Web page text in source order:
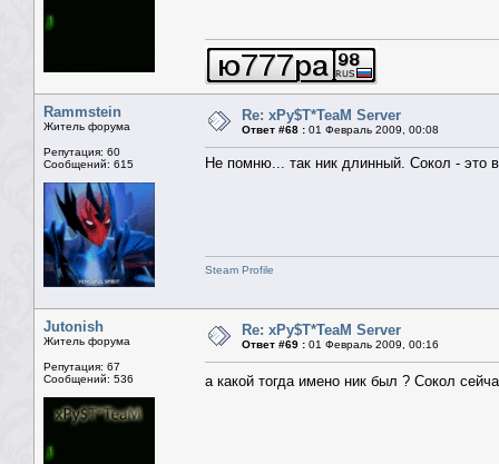
Rammstein
Житель форума
Репутация: 60
Сообщений: 615
Re: xPy$T*TeaM Server
Ответ #68 : 01 Февраль 2009, 00:08
Не помню... так ник длинный. Сокол - это
Steam Profile
Jutonish
Житель форума
Репутация: 67
Сообщений: 536
Re: xPy$T*TeaM Server
Ответ #69 : 01 Февраль 2009, 00:16
а какой тогда имено ник был ? Сокол